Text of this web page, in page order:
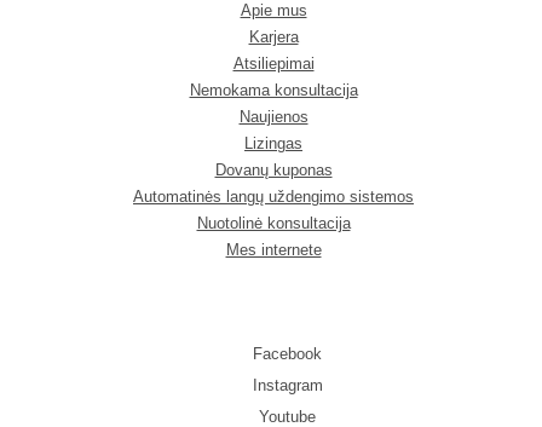
Apie mus
Karjera
Atsiliepimai
Nemokama konsultacija
Naujienos
Lizingas
Dovanų kuponas
Automatinės langų uždengimo sistemos
Nuotolinė konsultacija
Mes internete
Facebook
Instagram
Youtube